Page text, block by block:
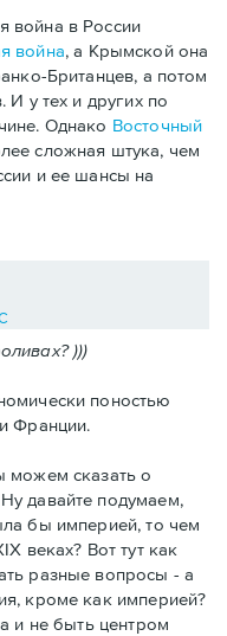
война в России
война, а Крымской она
Британцев, а потом
И у тех и других по
Однако Восточный
сложная штука, чем
и ее шансы на
)))
поностью
Франции.
можем сказать о
давайте подумаем,
бы империей, то чем
веках? Вот тут как
разные вопросы - а
кроме как империей?
и не быть центром